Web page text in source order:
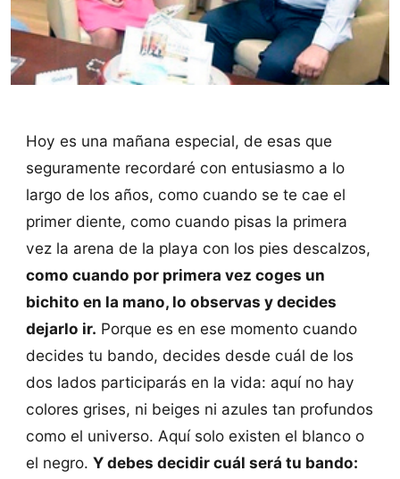
Hoy es una mañana especial, de esas que
seguramente recordaré con entusiasmo a lo
largo de los años, como cuando se te cae el
primer diente, como cuando pisas la primera
vez la arena de la playa con los pies descalzos,
como cuando por primera vez coges un
bichito en la mano, lo observas y decides
dejarlo ir. Porque es en ese momento cuando
decides tu bando, decides desde cuál de los
dos lados participarás en la vida: aquí no hay
colores grises, ni beiges ni azules tan profundos
como el universo. Aquí solo existen el blanco o
el negro. Y debes decidir cuál será tu bando: